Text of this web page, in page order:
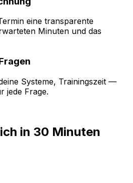
eine transparente
Minuten und das
Systeme, Trainingszeit —
jede Frage.
in 30 Minuten